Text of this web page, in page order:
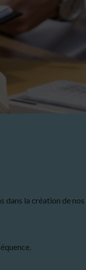
dans la création de nos